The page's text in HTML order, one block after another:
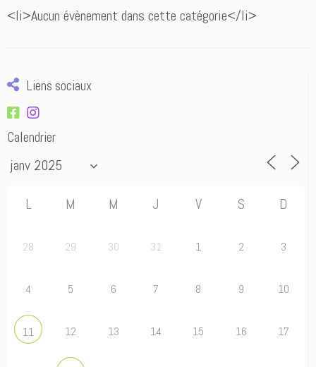
<li>Aucun évènement dans cette catégorie</li>
Liens sociaux
Calendrier
L M M J V S D
28 29 30 31 1 2 3
4 5 6 7 8 9 10
11 12 13 14 15 16 17